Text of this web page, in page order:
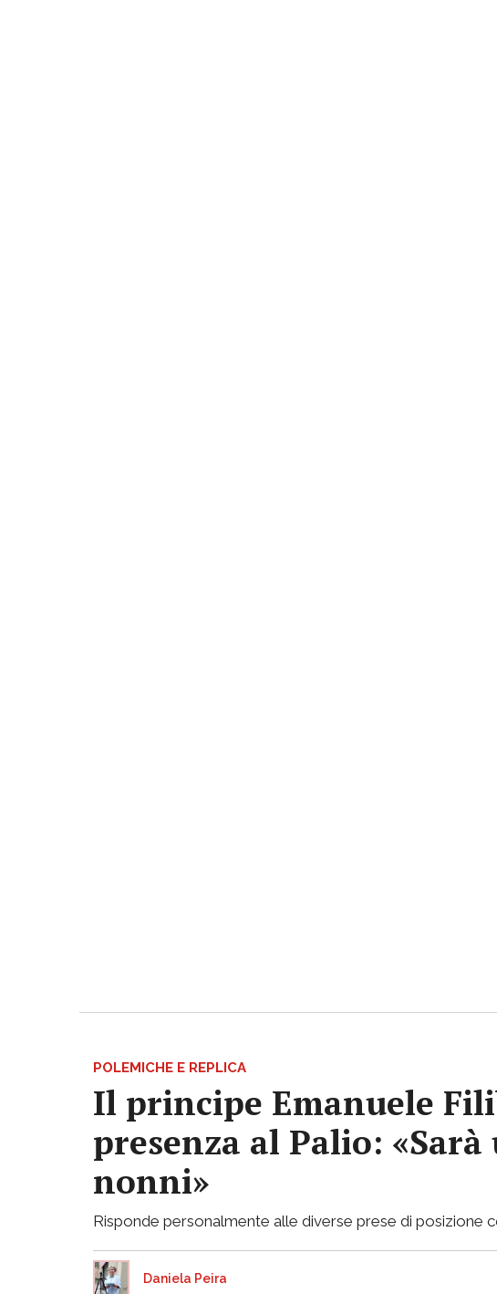
POLEMICHE E REPLICA
Il principe Emanuele
presenza al Palio:
nonni»
Risponde personalmente alle diverse prese di posizione
Daniela Peira